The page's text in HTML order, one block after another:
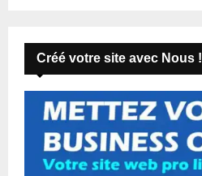
Créé votre site avec Nous !